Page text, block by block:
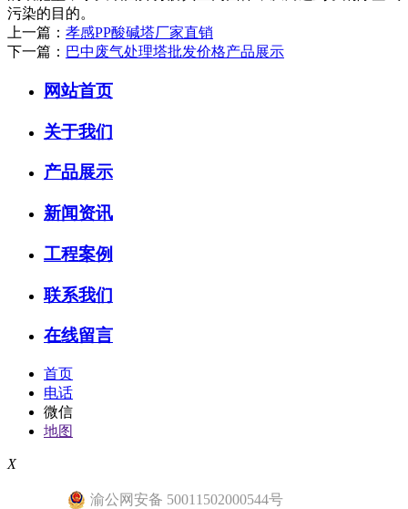
污染的目的。
上一篇： 孝感PP酸碱塔厂家直销
下一篇： 巴中废气处理塔批发价格产品展示
网站首页
关于我们
产品展示
新闻资讯
工程案例
联系我们
在线留言
首页
电话
微信
地图
X
渝公网安备 50011502000544号